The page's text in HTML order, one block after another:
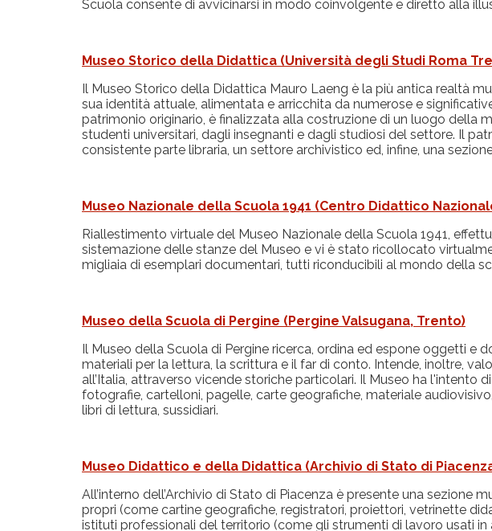
Scuola consente di avvicinarsi in modo coinvolgente e diretto alla
Museo Storico della Didattica (Università degli Studi Roma
Il Museo Storico della Didattica Mauro Laeng è la più antica realtà
sua identità attuale, alimentata e arricchita da numerose e
patrimonio originario, è finalizzata alla costruzione di un luogo della
studenti universitari, dagli insegnanti e dagli studiosi del settore. Il
consistente parte libraria, un settore archivistico ed, infine, una
Museo Nazionale della Scuola 1941 (Centro Didattico
Riallestimento virtuale del Museo Nazionale della Scuola 1941,
sistemazione delle stanze del Museo e vi è stato ricollocato
migliaia di esemplari documentari, tutti riconducibili al mondo della
Museo della Scuola di Pergine (Pergine Valsugana, Trento)
Il Museo della Scuola di Pergine ricerca, ordina ed espone oggetti e
materiali per la lettura, la scrittura e il far di conto. Intende, inoltre,
all’Italia, attraverso vicende storiche particolari. Il Museo ha
fotografie, cartelloni, pagelle, carte geografiche, materiale
libri di lettura, sussidiari.
Museo Didattico e della Didattica (Archivio di Stato di
All’interno dell’Archivio di Stato di Piacenza è presente una
propri (come cartine geografiche, registratori, proiettori, vetrinette
istituti professionali del territorio (come gli strumenti di lavoro usati